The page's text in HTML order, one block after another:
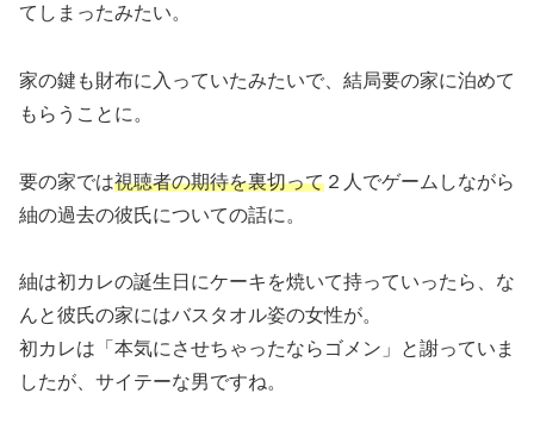
てしまったみたい。
家の鍵も財布に入っていたみたいで、結局要の家に泊めて
もらうことに。
要の家では視聴者の期待を裏切って ２人でゲームしながら
紬の過去の彼氏についての話に。
紬は初カレの誕生日にケーキを焼いて持っていったら、な
んと彼氏の家にはバスタオル姿の女性が。
初カレは「本気にさせちゃったならゴメン」と謝っていま
したが、サイテーな男ですね。